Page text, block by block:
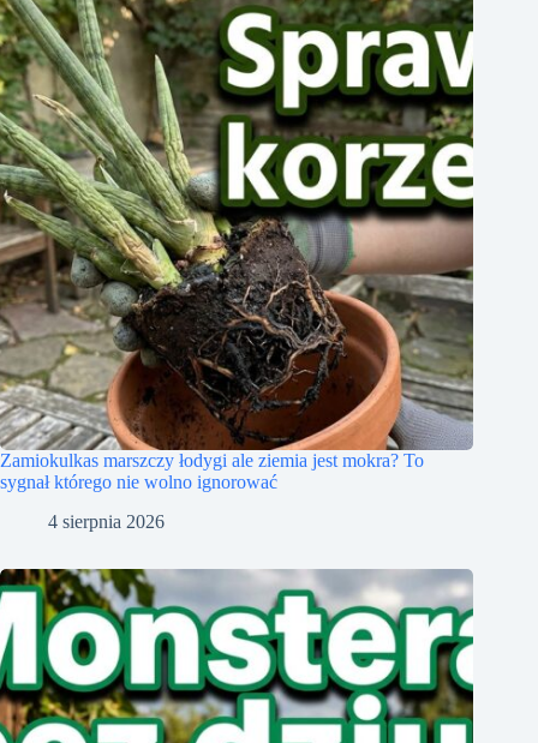
Zamiokulkas marszczy łodygi ale ziemia jest mokra? To
sygnał którego nie wolno ignorować
4 sierpnia 2026